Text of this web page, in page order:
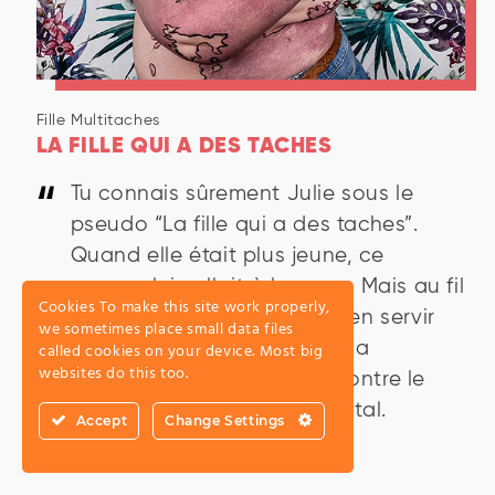
Fille Multitaches
LA FILLE QUI A DES TACHES
Tu connais sûrement Julie sous le
pseudo “La fille qui a des taches”.
Quand elle était plus jeune, ce
surnom lui collait à la peau. Mais au fil
des ans, elle a décidé de s’en servir
pour raconter son histoire, sa
différence et son combat contre le
harcèlement scolaire et digital.
Cookies To make this site work properly,
we sometimes place small data files
called cookies on your device. Most big
websites do this too.
Accept Change Settings